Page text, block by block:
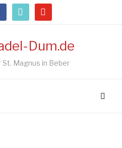
tiktok youtube
St. Magnus in Beber